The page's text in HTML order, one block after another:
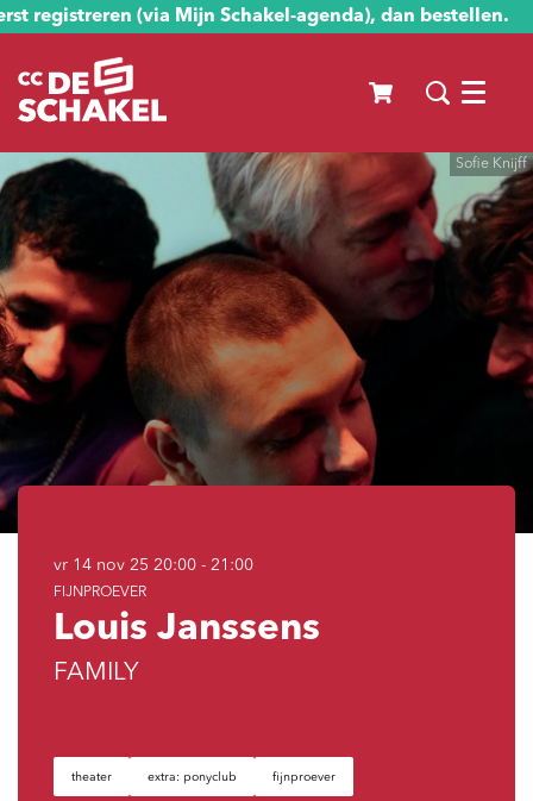
registreren (via Mijn Schakel-agenda), dan bestellen.
Menu
Sofie Knijff
Louis Janssens
FAMILY
FIJNPROEVER
vr 14 nov 25 20:00 - 21:00
theater extra: ponyclub fijnproever